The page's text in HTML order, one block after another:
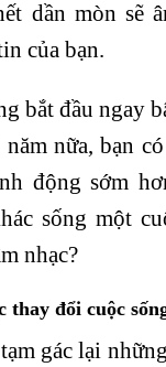
dần mòn sẽ
của bạn.
bắt đầu ngay
năm nữa, bạn
động sớm
sống một
nhạc?
thay đổi cuộc
gác lại